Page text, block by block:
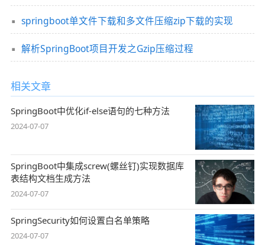
springboot单文件下载和多文件压缩zip下载的实现
解析SpringBoot项目开发之Gzip压缩过程
相关文章
SpringBoot中优化if-else语句的七种方法
2024-07-07
SpringBoot中集成screw(螺丝钉)实现数据库
表结构文档生成方法
2024-07-07
SpringSecurity如何设置白名单策略
2024-07-07